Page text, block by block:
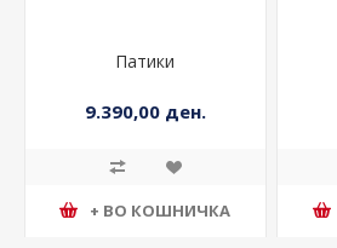
Патики
9.390,00 ден.
+ ВО КОШНИЧКА